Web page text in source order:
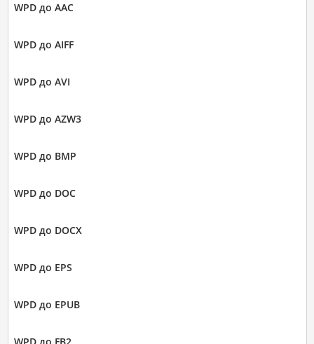
WPD до AAC
WPD до AIFF
WPD до AVI
WPD до AZW3
WPD до BMP
WPD до DOC
WPD до DOCX
WPD до EPS
WPD до EPUB